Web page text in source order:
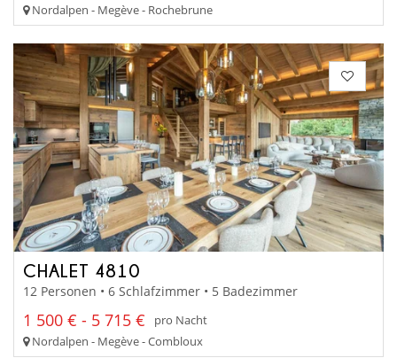
Nordalpen - Megève - Rochebrune
CHALET 4810
12 Personen • 6 Schlafzimmer • 5 Badezimmer
1 500 € - 5 715 €
pro Nacht
Nordalpen - Megève - Combloux